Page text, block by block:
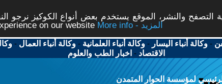
والنشر، الموقع يستخدم بعض أنواع الكوكيز نرجو
on our website
More info - المزيد
-وكالة أنباء اليسار -وكالة أنباء العلمانية -وكالة أنباء العمال -
الاقتصاد - اخبار الطب والعلوم
لمؤسسة الحوار المتمدن